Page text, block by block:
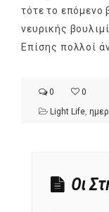
τότε το επόμενο
νευρικής
Επίσης πολλοί
0
0
Light Life,
Οι